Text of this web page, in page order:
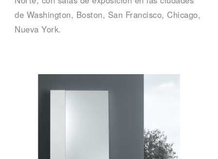
de Washington, Boston, San Francisco, Chicago,
Nueva York.